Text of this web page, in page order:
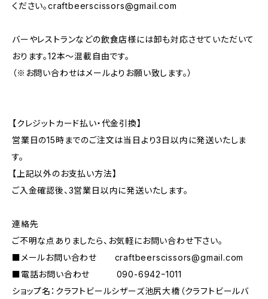
ください。craftbeerscissors@gmail.com
バーやレストランなどの飲食店様には卸も対応させていただいて
おります。12本～混載自由です。
（※お問い合わせはメールよりお願い致します。）
【クレジットカード払い・代金引換】
営業日の15時までのご注文は当日より3日以内に発送いたしま
す。
【上記以外のお支払い方法】
ご入金確認後、3営業日以内に発送いたします。
連絡先
ご不明な点ありましたら、お気軽にお問い合わせ下さい。
■メールお問い合わせ craftbeerscissors@gmail.com
■電話お問い合わせ 090-6942ｰ1011
ショップ名：クラフトビールシザーズ池尻大橋（クラフトビールバ